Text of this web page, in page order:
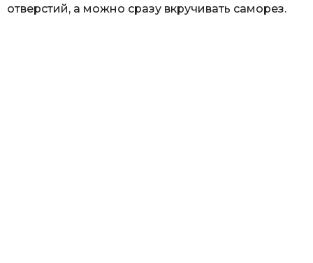
отверстий, а можно сразу вкручивать саморез.